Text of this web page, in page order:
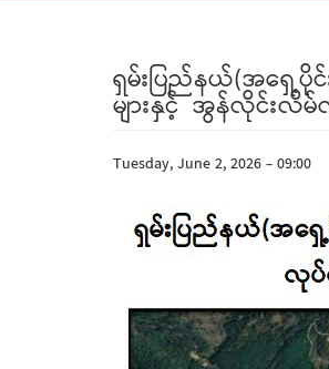
ရှမ်းပြည်နယ်(အရှေ့ပို
များနှင့် အွန်လိုင်းလိမ်
Tuesday, June 2, 2026 - 09:00